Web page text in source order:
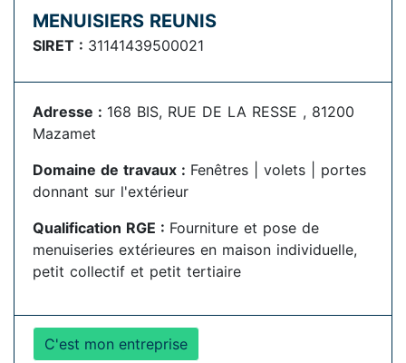
MENUISIERS REUNIS
SIRET : 31141439500021
Adresse : 168 BIS, RUE DE LA RESSE , 81200
Mazamet
Domaine de travaux : Fenêtres | volets | portes
donnant sur l'extérieur
Qualification RGE : Fourniture et pose de
menuiseries extérieures en maison individuelle,
petit collectif et petit tertiaire
C'est mon entreprise